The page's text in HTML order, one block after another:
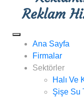
Ana Sayfa
Firmalar
Sektörler
Halı Ve
Şişe Su